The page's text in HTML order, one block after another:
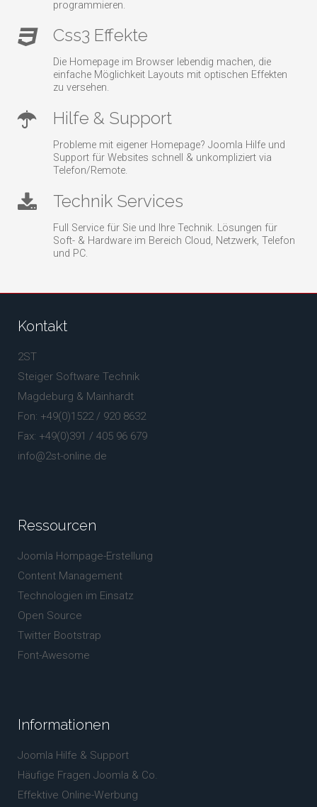
programmieren.
Css3 Effekte
Die Homepage im Browser lebendig machen, die
einfache Möglichkeit Layouts mit optischen Effekten
zu versehen.
Hilfe & Support
Probleme mit eigener Homepage? Joomla Hilfe und
Support für Websites schnell & unkompliziert via
Telefon/Remote.
Technik Services
Full Service für Sie und Ihre Technik. Lösungen für
Soft- & Hardware im Bereich Cloud, Netzwerk, Telefon
und PC.
Kontakt
2ST
Steiger Software Technik
Magdeburg & Mainhardt
Fon: +49(0)1522 / 920 8632
Fax: +49(0)391 / 405 96 679
info@2st-online.de
Ressourcen
Joomla Hompage-Erstellung
Content Management
Technologien im Einsatz
Open Source
Twitter Bootstrap
Font-Awesome
Informationen
Joomla Hilfe & Support
Häufige Fragen Joomla & Co.
Effektive Online-Werbung